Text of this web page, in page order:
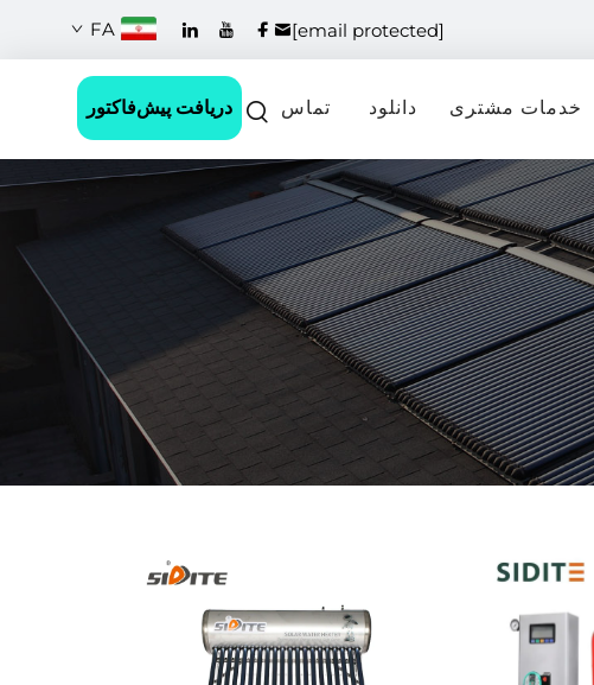
[email protected]
FA
خدمات مشتری دانلود تماس دریافت پیش‌فاکتور